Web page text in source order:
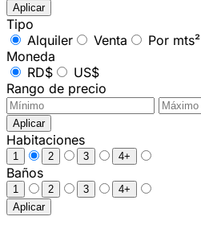
Aplicar
Tipo
Alquiler
Venta
Por mts²
Moneda
RD$
US$
Rango de precio
Aplicar
Habitaciones
1 2 3 4+
Baños
1 2 3
4+
Aplicar